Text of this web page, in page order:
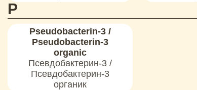
P
Pseudobacterin-3 /
Pseudobacterin-3
organic
Псевдобактерин-3 /
Псевдобактерин-3
органик